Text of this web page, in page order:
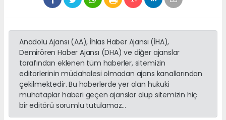
Anadolu Ajansı (AA), İhlas Haber Ajansı (İHA),
Demirören Haber Ajansı (DHA) ve diğer ajanslar
tarafından eklenen tüm haberler, sitemizin
editörlerinin müdahalesi olmadan ajans kanallarından
çekilmektedir. Bu haberlerde yer alan hukuki
muhataplar haberi geçen ajanslar olup sitemizin hiç
bir editörü sorumlu tutulamaz...